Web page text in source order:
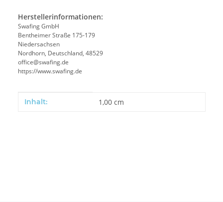
Herstellerinformationen:
Swafing GmbH
Bentheimer Straße 175-179
Niedersachsen
Nordhorn, Deutschland, 48529
office@swafing.de
https://www.swafing.de
Produkteigenschaft
Wert
Inhalt: 1,00 cm